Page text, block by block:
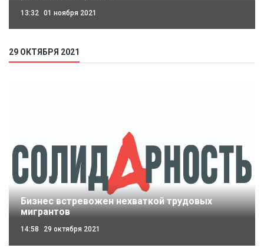
13:32 01 ноября 2021
29 ОКТЯБРЯ 2021
Бизнес встревожен нехваткой трудовых
мигрантов
14:58 29 октября 2021